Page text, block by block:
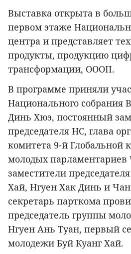
Выставка открыта в
первом этаже
центра и представляет
продукты, продукцию
трансформации, ОООП.
В программе приняли
Национального собрания
Динь Хюэ, постоянный
председателя НС, глава
комитета 9-й Глобальной
молодых
заместители
Хай, Нгуен Хак Динь и
секретарь парткома
председатель группы
Нгуен Ань Туан, первый
молодежи Буй Куанг Хай.